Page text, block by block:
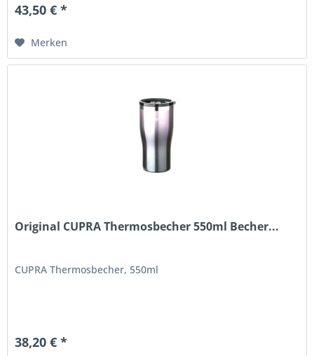
43,50 € *
Merken
Original CUPRA Thermosbecher 550ml Becher...
CUPRA Thermosbecher, 550ml
38,20 € *